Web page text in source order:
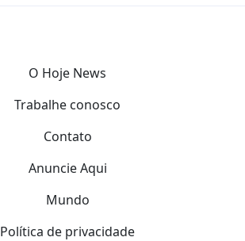
O Hoje News
Trabalhe conosco
Contato
Anuncie Aqui
Mundo
Política de privacidade